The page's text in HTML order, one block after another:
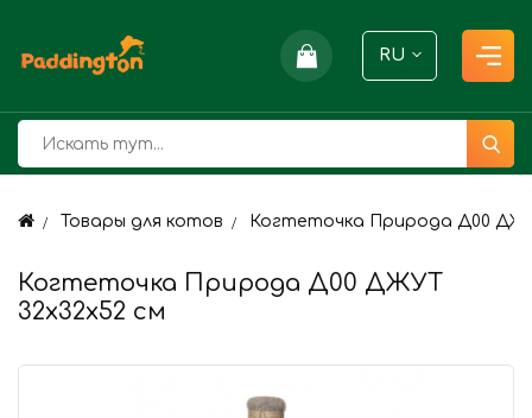
RU
Товары для котов Когтеточка Природа Д00
Когтеточка Природа Д00 ДЖУТ
32x32x52 см